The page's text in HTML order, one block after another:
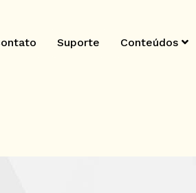
Suporte Conteúdos